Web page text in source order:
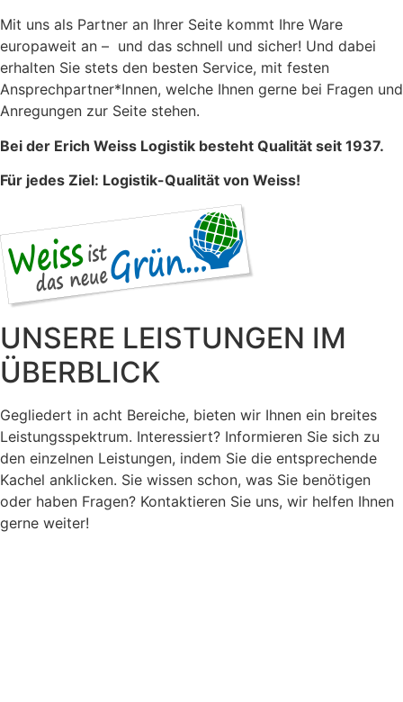
Mit uns als Partner an Ihrer Seite kommt Ihre Ware
europaweit an – und das schnell und sicher! Und dabei
erhalten Sie stets den besten Service, mit festen
Ansprechpartner*Innen, welche Ihnen gerne bei Fragen und
Anregungen zur Seite stehen.
Bei der Erich Weiss Logistik besteht Qualität seit 1937.
Für jedes Ziel: Logistik-Qualität von Weiss!
UNSERE LEISTUNGEN IM
ÜBERBLICK
Gegliedert in acht Bereiche, bieten wir Ihnen ein breites
Leistungsspektrum. Interessiert? Informieren Sie sich zu
den einzelnen Leistungen, indem Sie die entsprechende
Kachel anklicken. Sie wissen schon, was Sie benötigen
oder haben Fragen? Kontaktieren Sie uns, wir helfen Ihnen
gerne weiter!